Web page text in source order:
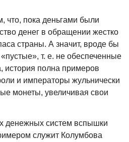
что, пока деньгами были
денег в обращении жестко
страны. А значит, вроде бы
т. е. не обеспеченные
история полна примеров
и императоры жульнически
монеты, увеличивая свои
денежных систем вспышки
служит Колумбова